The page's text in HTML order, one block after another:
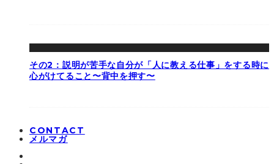
その2：説明が苦手な自分が「人に教える仕事」をする時に
心がけてること〜背中を押す〜
CONTACT
メルマガ